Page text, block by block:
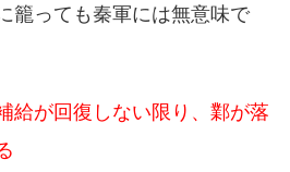
籠っても秦軍には無意味で
給が回復しない限り、鄴が落